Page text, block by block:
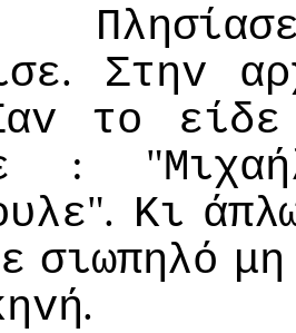
. Στηv
τo
είδε
: "
". Κι
σιωπηλό μη
.